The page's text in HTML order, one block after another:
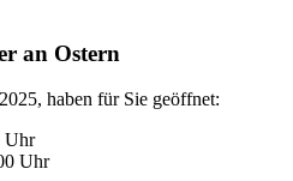
an Ostern
haben für Sie geöffnet:
Uhr
Uhr